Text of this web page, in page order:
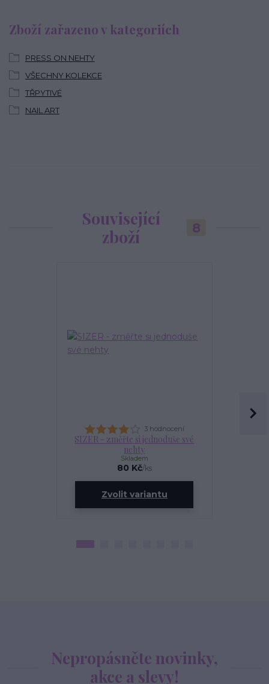
Zboží zařazeno v kategoriích
PRESS ON NEHTY
VŠECHNY KOLEKCE
TŘPYTIVÉ
NAIL ART
Související
zboží
8
3 hodnocení
SIZER - změřte si jednoduše své
nehty
80 Kč/ks
Skladem
Zvolit variantu
Nepropásněte novinky,
akce a slevy!